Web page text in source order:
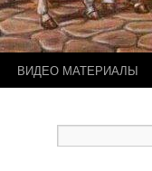
ВИДЕО МАТЕРИАЛЫ